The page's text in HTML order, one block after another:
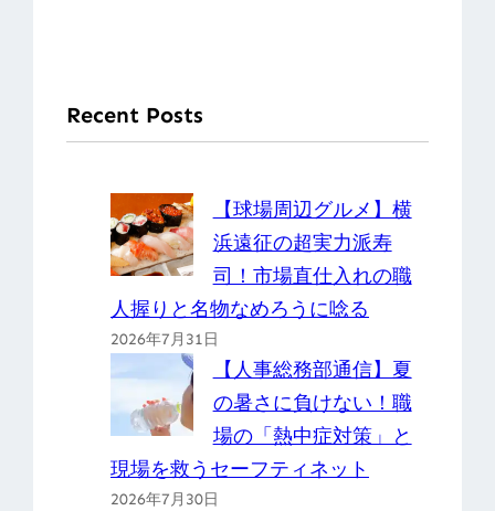
Recent Posts
【球場周辺グルメ】横
浜遠征の超実力派寿
司！市場直仕入れの職
人握りと名物なめろうに唸る
2026年7月31日
【人事総務部通信】夏
の暑さに負けない！職
場の「熱中症対策」と
現場を救うセーフティネット
2026年7月30日